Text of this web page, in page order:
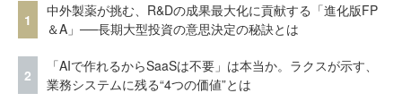
1
中外製薬が挑む、R&Dの成果最大化に貢献する「進化版FP
＆A」──長期大型投資の意思決定の秘訣とは
2
「AIで作れるからSaaSは不要」は本当か。ラクスが示す、
業務システムに残る“4つの価値”とは